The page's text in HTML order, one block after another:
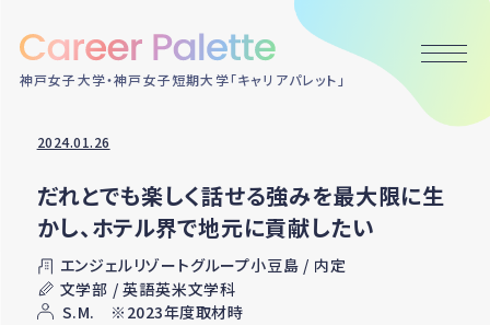
神戸女子大学・神戸女子短期大学「キャリアパレット」
2024.01.26
だれとでも楽しく話せる強みを最大限に生
かし、ホテル界で地元に貢献したい
エンジェルリゾートグループ小豆島 / 内定
文学部 / 英語英米文学科
S.M. ※2023年度取材時